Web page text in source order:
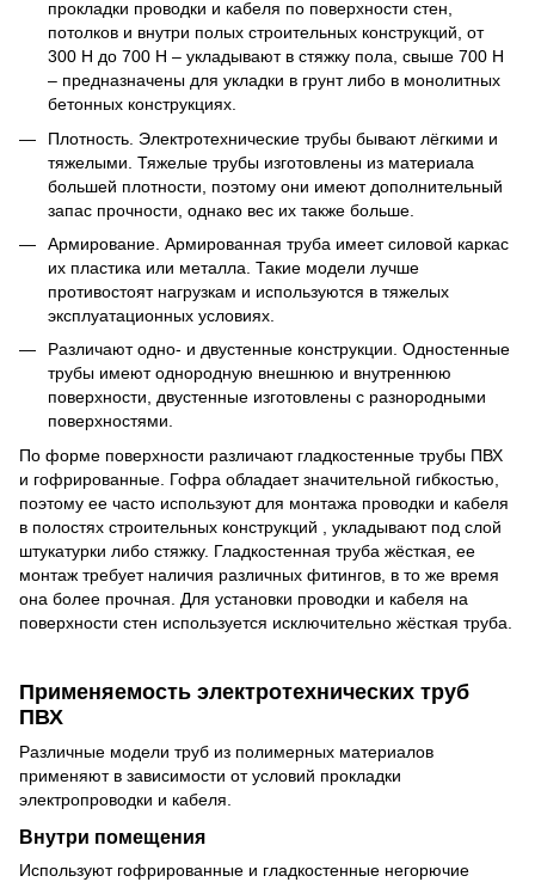
прокладки проводки и кабеля по поверхности стен,
потолков и внутри полых строительных конструкций, от
300 Н до 700 Н – укладывают в стяжку пола, свыше 700 Н
– предназначены для укладки в грунт либо в монолитных
бетонных конструкциях.
Плотность. Электротехнические трубы бывают лёгкими и
тяжелыми. Тяжелые трубы изготовлены из материала
большей плотности, поэтому они имеют дополнительный
запас прочности, однако вес их также больше.
Армирование. Армированная труба имеет силовой каркас
их пластика или металла. Такие модели лучше
противостоят нагрузкам и используются в тяжелых
эксплуатационных условиях.
Различают одно- и двустенные конструкции. Одностенные
трубы имеют однородную внешнюю и внутреннюю
поверхности, двустенные изготовлены с разнородными
поверхностями.
По форме поверхности различают гладкостенные трубы ПВХ
и гофрированные. Гофра обладает значительной гибкостью,
поэтому ее часто используют для монтажа проводки и кабеля
в полостях строительных конструкций , укладывают под слой
штукатурки либо стяжку. Гладкостенная труба жёсткая, ее
монтаж требует наличия различных фитингов, в то же время
она более прочная. Для установки проводки и кабеля на
поверхности стен используется исключительно жёсткая труба.
Применяемость электротехнических труб
ПВХ
Различные модели труб из полимерных материалов
применяют в зависимости от условий прокладки
электропроводки и кабеля.
Внутри помещения
Используют гофрированные и гладкостенные негорючие